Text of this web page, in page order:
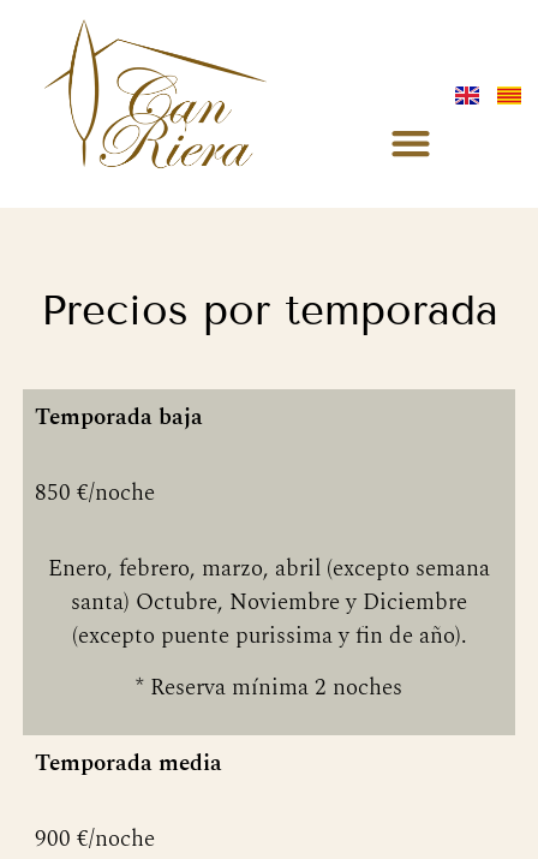
Precios por temporada
Temporada baja
850 €/noche
Enero, febrero, marzo, abril (excepto semana
santa) Octubre, Noviembre y Diciembre
(excepto puente purissima y fin de año).
* Reserva mínima 2 noches
Temporada media
900 €/noche